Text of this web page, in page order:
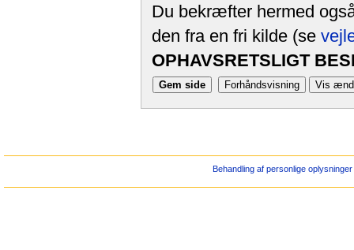
Du bekræfter hermed
den fra en fri kilde (se
OPHAVSRETSLIGT
Behandling af personlige oplysninger